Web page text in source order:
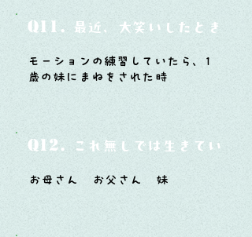
Q11. 最近、大笑いしたときはど
モーションの練習していたら、1
歳の妹にまねをされた時
Q12. これ無しでは生きていけ
お母さん お父さん 妹